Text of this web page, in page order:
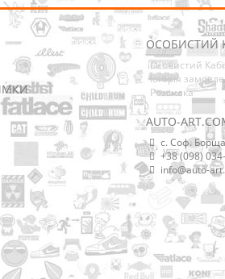
ОСОБИСТИЙ
Особистий
Історія
Розсилка
AUTO-
с. Соф.
+38 (098)
info@auto-